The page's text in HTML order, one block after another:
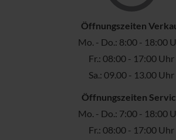
Öffnungszeiten
Mo. - Do.: 8:00 - 18:00
Fr.: 08:00 - 17:00 Uhr
Sa.: 09.00 - 13.00 Uhr
Öffnungszeiten
Mo. - Do.: 7:00 - 18:00
Fr.: 08:00 - 17:00 Uhr